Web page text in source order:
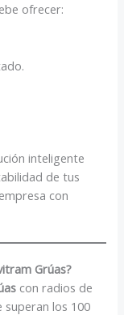
ofrecer:
inteligente
de tus
con
Grúas?
con radios de
los 100